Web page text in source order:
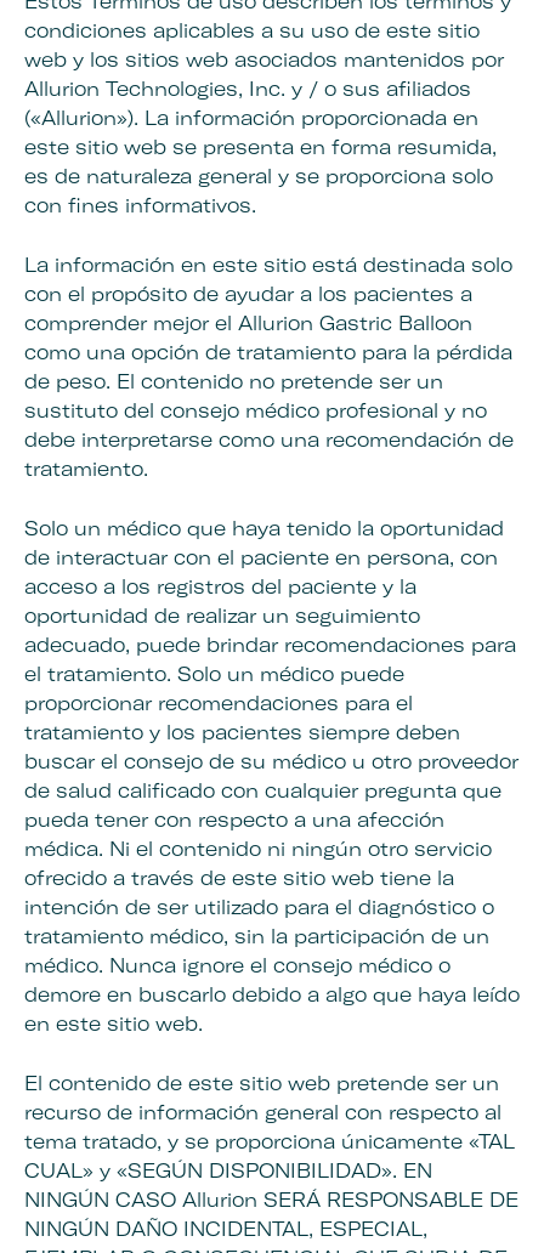
condiciones aplicables a su uso de este sitio
web y los sitios web asociados mantenidos por
Allurion Technologies, Inc. y / o sus afiliados
(«Allurion»). La información proporcionada en
este sitio web se presenta en forma resumida,
es de naturaleza general y se proporciona solo
con fines informativos.
La información en este sitio está destinada solo
con el propósito de ayudar a los pacientes a
comprender mejor el Allurion Gastric Balloon
como una opción de tratamiento para la pérdida
de peso. El contenido no pretende ser un
sustituto del consejo médico profesional y no
debe interpretarse como una recomendación de
tratamiento.
Solo un médico que haya tenido la oportunidad
de interactuar con el paciente en persona, con
acceso a los registros del paciente y la
oportunidad de realizar un seguimiento
adecuado, puede brindar recomendaciones para
el tratamiento. Solo un médico puede
proporcionar recomendaciones para el
tratamiento y los pacientes siempre deben
buscar el consejo de su médico u otro proveedor
de salud calificado con cualquier pregunta que
pueda tener con respecto a una afección
médica. Ni el contenido ni ningún otro servicio
ofrecido a través de este sitio web tiene la
intención de ser utilizado para el diagnóstico o
tratamiento médico, sin la participación de un
médico. Nunca ignore el consejo médico o
demore en buscarlo debido a algo que haya leído
en este sitio web.
El contenido de este sitio web pretende ser un
recurso de información general con respecto al
tema tratado, y se proporciona únicamente «TAL
CUAL» y «SEGÚN DISPONIBILIDAD». EN
NINGÚN CASO Allurion SERÁ RESPONSABLE DE
NINGÚN DAÑO INCIDENTAL, ESPECIAL,